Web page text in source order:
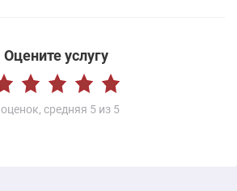
Оцените услугу
оценок, средняя 5 из 5